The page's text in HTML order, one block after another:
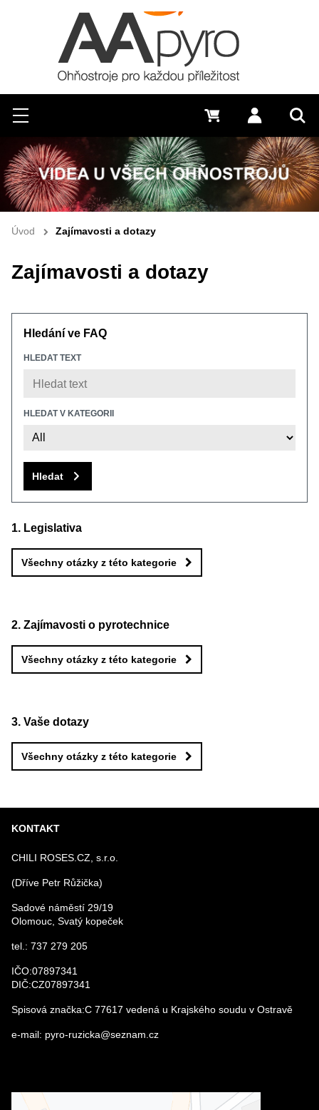
Hledat
Menu Přihlásit
0 Kč
Úvod Zajímavosti a dotazy
Zajímavosti a dotazy
Hledání ve FAQ
HLEDAT TEXT
HLEDAT V KATEGORII
Hledat
Legislativa
Všechny otázky z této kategorie
Zajímavosti o pyrotechnice
Všechny otázky z této kategorie
Vaše dotazy
Všechny otázky z této kategorie
KONTAKT
CHILI ROSES.CZ, s.r.o.
(Dříve Petr Růžička)
Sadové náměstí 29/19
Olomouc, Svatý kopeček
tel.: 737 279 205
IČO:07897341
DIČ:CZ07897341
Spisová značka:C 77617 vedená u Krajského soudu v Ostravě
e-mail: pyro-ruzicka@seznam.cz